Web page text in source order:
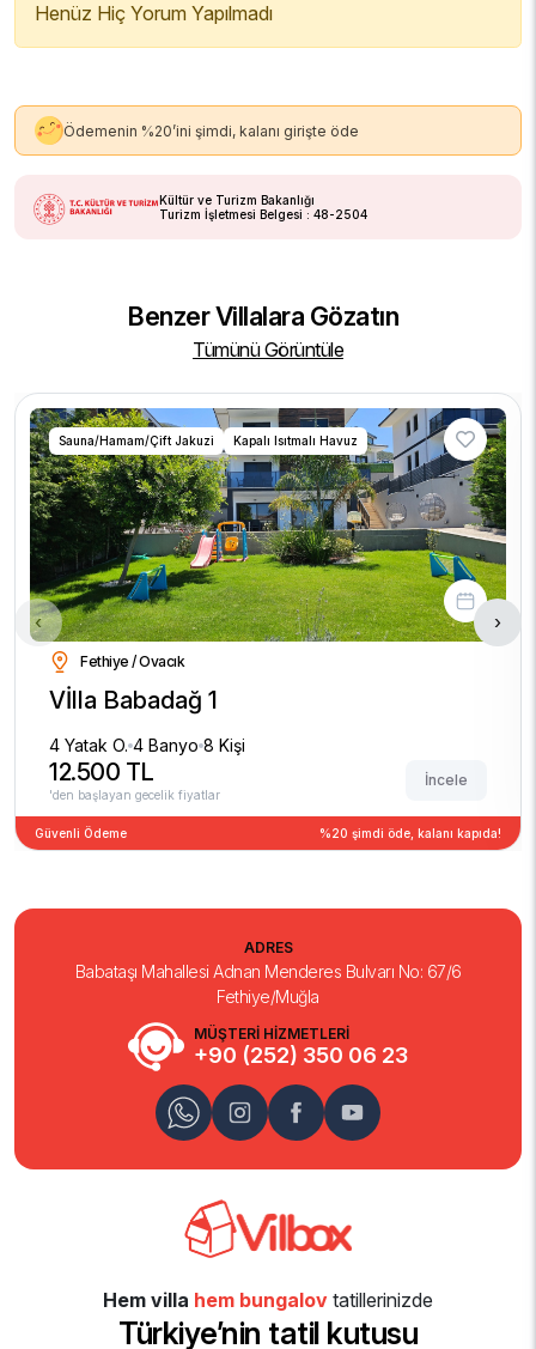
Henüz Hiç Yorum Yapılmadı
Ödemenin %20’ini şimdi, kalanı girişte öde
Kültür ve Turizm Bakanlığı
Turizm İşletmesi Belgesi : 48-2504
Benzer Villalara Gözatın
Tümünü Görüntüle
Sauna/Hamam/Çift Jakuzi Kapalı Isıtmalı Havuz
Fethiye / Ovacık
Vİlla Babadağ 1
4 Yatak O. 4 Banyo 8 Kişi
12.500 TL
'den başlayan gecelik fiyatlar
İncele
Güvenli Ödeme %20 şimdi öde, kalanı kapıda!
‹ ›
MÜŞTERİ HİZMETLERİ
+90 (252) 350 06 23
ADRES
Babataşı Mahallesi Adnan Menderes Bulvarı No: 67/6
Fethiye/Muğla
Hem villa hem bungalov tatillerinizde
Türkiye’nin tatil kutusu